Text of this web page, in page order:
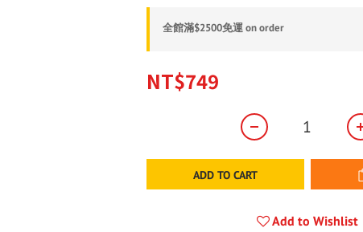
全館滿$2500免運 on order
NT$749
ADD TO CART
Add to Wishlist